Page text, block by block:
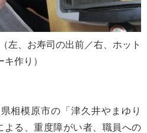
、お寿司の出前／右、ホット
キ作り）
相模原市の「津久井やまゆり
よる、重度障がい者、職員への